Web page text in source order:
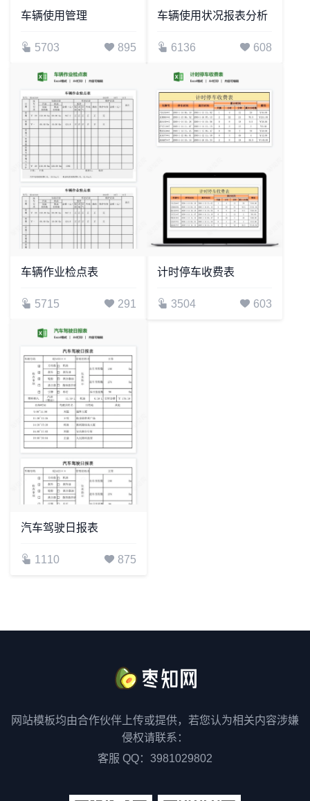
车辆使用管理
5703 895
车辆使用状况报表分析
6136 608
车辆作业检点表
5715 291
计时停车收费表
3504 603
汽车驾驶日报表
1110 875
网站模板均由合作伙伴上传或提供，若您认为相关内容涉嫌
侵权请联系：
客服 QQ：3981029802